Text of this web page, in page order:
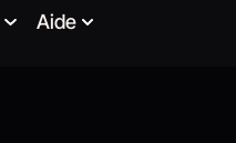
Aide